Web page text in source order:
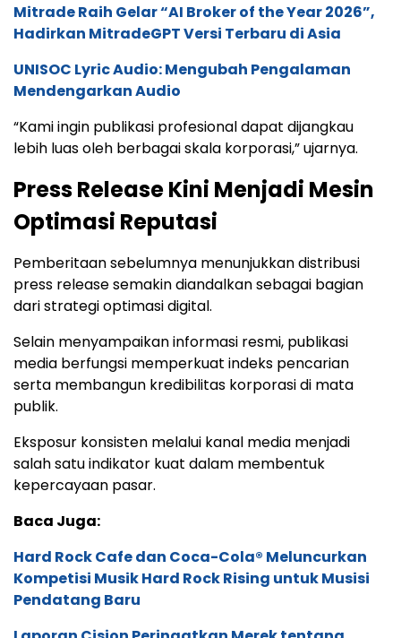
Mitrade Raih Gelar “AI Broker of the Year 2026”,
Hadirkan MitradeGPT Versi Terbaru di Asia
UNISOC Lyric Audio: Mengubah Pengalaman
Mendengarkan Audio
“Kami ingin publikasi profesional dapat dijangkau
lebih luas oleh berbagai skala korporasi,” ujarnya.
Press Release Kini Menjadi Mesin
Optimasi Reputasi
Pemberitaan sebelumnya menunjukkan distribusi
press release semakin diandalkan sebagai bagian
dari strategi optimasi digital.
Selain menyampaikan informasi resmi, publikasi
media berfungsi memperkuat indeks pencarian
serta membangun kredibilitas korporasi di mata
publik.
Eksposur konsisten melalui kanal media menjadi
salah satu indikator kuat dalam membentuk
kepercayaan pasar.
Baca Juga:
Hard Rock Cafe dan Coca-Cola® Meluncurkan
Kompetisi Musik Hard Rock Rising untuk Musisi
Pendatang Baru